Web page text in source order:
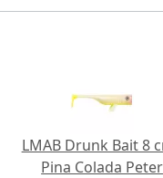
LMAB Drunk Bait 8
Pina Colada Peter